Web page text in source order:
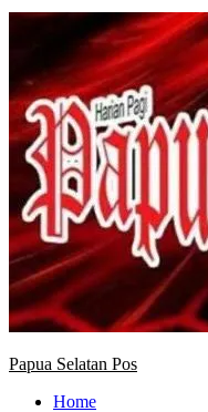
Primary
Papua Selatan Pos
Home